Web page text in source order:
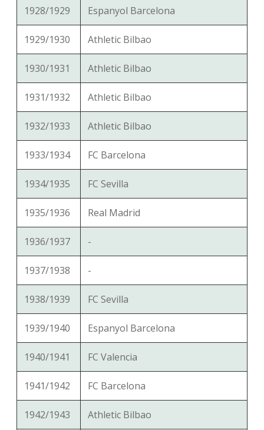
1928/1929 Espanyol Barcelona
1929/1930 Athletic Bilbao
1930/1931 Athletic Bilbao
1931/1932 Athletic Bilbao
1932/1933 Athletic Bilbao
1933/1934 FC Barcelona
1934/1935 FC Sevilla
1935/1936 Real Madrid
1936/1937 -
1937/1938 -
1938/1939 FC Sevilla
1939/1940 Espanyol Barcelona
1940/1941 FC Valencia
1941/1942 FC Barcelona
1942/1943 Athletic Bilbao